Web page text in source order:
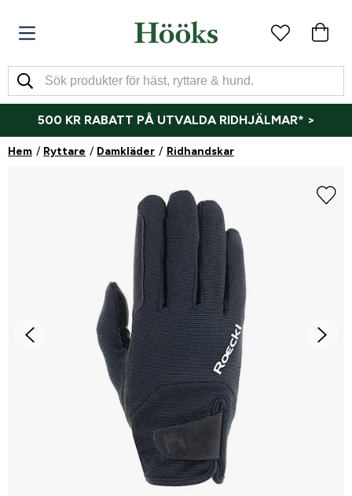
500 KR RABATT PÅ UTVALDA RIDHJÄLMAR* >
Hem Ryttare Damkläder Ridhandskar